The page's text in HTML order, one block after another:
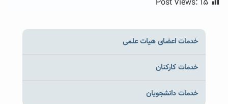
Post Views: ۱۵
خدمات اعضای هیات علمی
خدمات کارکنان
خدمات دانشجویان